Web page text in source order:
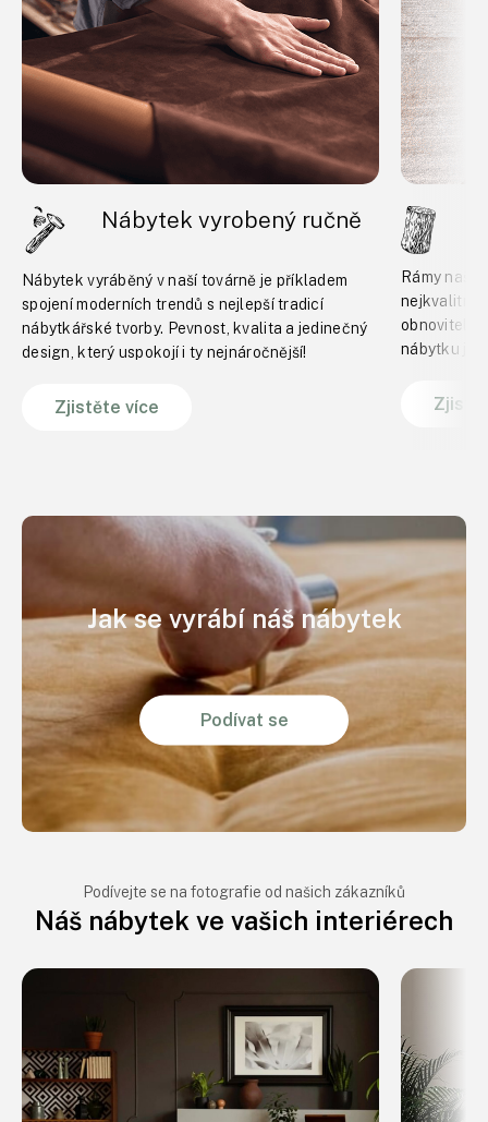
Nábytek vyrobený ručně
Nábytek vyráběný v naší továrně je příkladem
spojení moderních trendů s nejlepší tradicí
nábytkářské tvorby. Pevnost, kvalita a jedinečný
design, který uspokojí i ty nejnáročnější!
Zjistěte více
Rámy
nábytku je
Jak se vyrábí náš nábytek
Podívat se
Podívejte se na fotografie od našich zákazníků
Náš nábytek ve vašich interiérech